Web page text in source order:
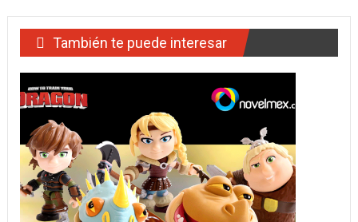
También te puede interesar